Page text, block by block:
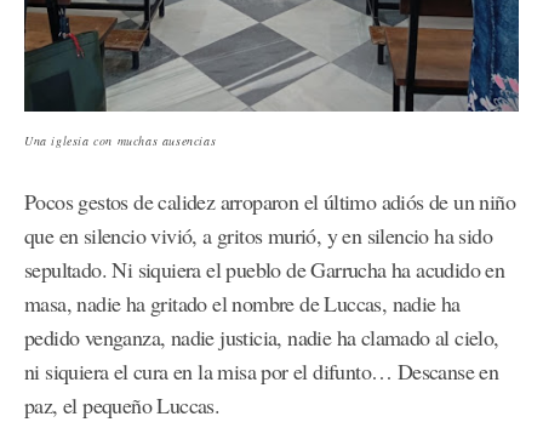
Una iglesia con muchas ausencias
Pocos gestos de calidez arroparon el último adiós de un niño
que en silencio vivió, a gritos murió, y en silencio ha sido
sepultado. Ni siquiera el pueblo de Garrucha ha acudido en
masa, nadie ha gritado el nombre de Luccas, nadie ha
pedido venganza, nadie justicia, nadie ha clamado al cielo,
ni siquiera el cura en la misa por el difunto… Descanse en
paz, el pequeño Luccas.